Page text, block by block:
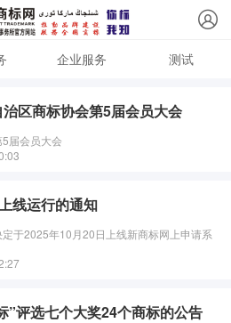
企业服务 测试
区商标协会第5届会员大会
届会员大会
线运行的通知
于2025年10月20日上线新商标网上申请系
”评选七个大奖24个商标的公告